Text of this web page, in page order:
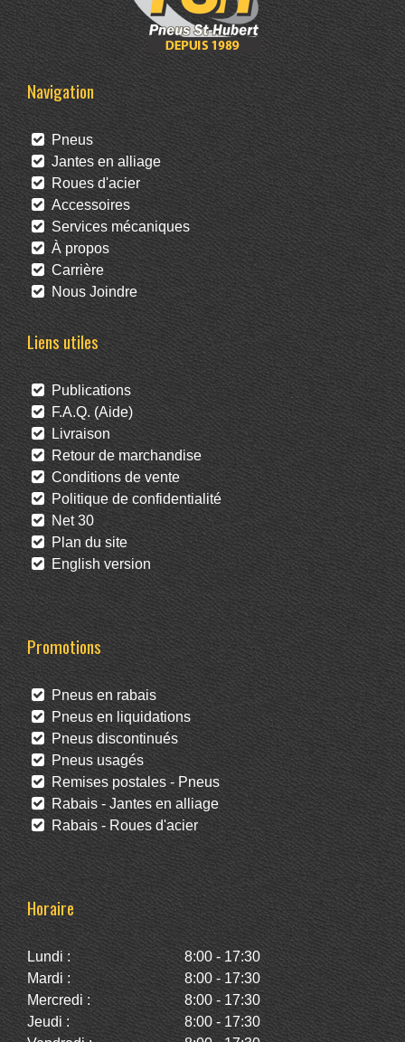
Navigation
Pneus
Jantes en alliage
Roues d'acier
Accessoires
Services mécaniques
À propos
Carrière
Nous Joindre
Liens utiles
Publications
F.A.Q. (Aide)
Livraison
Retour de marchandise
Conditions de vente
Politique de confidentialité
Net 30
Plan du site
English version
Promotions
Pneus en rabais
Pneus en liquidations
Pneus discontinués
Pneus usagés
Remises postales - Pneus
Rabais - Jantes en alliage
Rabais - Roues d'acier
Horaire
Lundi :
8:00 - 17:30
Mardi :
8:00 - 17:30
Mercredi :
8:00 - 17:30
Jeudi :
8:00 - 17:30